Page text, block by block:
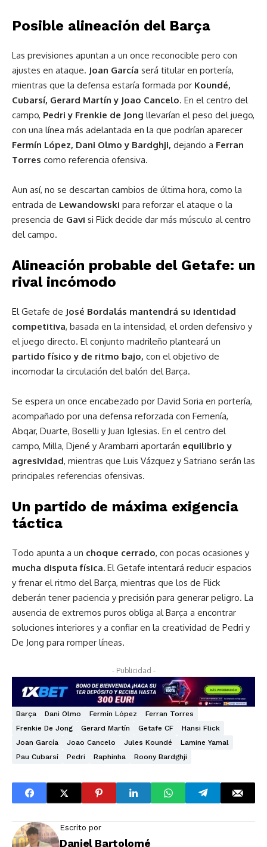
Posible alineación del Barça
Las previsiones apuntan a un once reconocible pero con
ajustes en ataque. Joan García será titular en portería,
mientras que la defensa estaría formada por Koundé,
Cubarsí, Gerard Martín y Joao Cancelo. En el centro del
campo, Pedri y Frenkie de Jong llevarían el peso del juego,
con una línea más adelantada en la que podrían aparecer
Fermín López, Dani Olmo y Bardghji, dejando a Ferran
Torres como referencia ofensiva.
Aun así, no se descartan cambios de última hora, como la
entrada de Lewandowski para reforzar el ataque o la
presencia de Gavi si Flick decide dar más músculo al centro
del campo.
Alineación probable del Getafe: un
rival incómodo
El Getafe de José Bordalás mantendrá su identidad
competitiva, basada en la intensidad, el orden defensivo y
el juego directo. El conjunto madrileño planteará un
partido físico y de ritmo bajo, con el objetivo de
incomodar la circulación del balón del Barça.
Se espera un once encabezado por David Soria en portería,
acompañado por una defensa reforzada con Femenía,
Abqar, Duarte, Boselli y Juan Iglesias. En el centro del
campo, Milla, Djené y Arambarri aportarán equilibrio y
agresividad, mientras que Luis Vázquez y Satriano serán las
principales referencias ofensivas.
Un partido de máxima exigencia
táctica
Todo apunta a un choque cerrado, con pocas ocasiones y
mucha disputa física. El Getafe intentará reducir espacios
y frenar el ritmo del Barça, mientras que los de Flick
deberán tener paciencia y precisión para generar peligro. La
ausencia de extremos puros obliga al Barça a encontrar
soluciones interiores y a confiar en la creatividad de Pedri y
De Jong para romper líneas.
- Publicidad -
Barça Dani Olmo Fermín López
Ferran Torres
Frenkie De Jong
Gerard Martín Getafe CF
Hansi Flick
Joan García
Joao Cancelo Jules Koundé
Lamine Yamal
Pau Cubarsí
Pedri Raphinha Roony Bardghji
Escrito por
Daniel Bartolomé